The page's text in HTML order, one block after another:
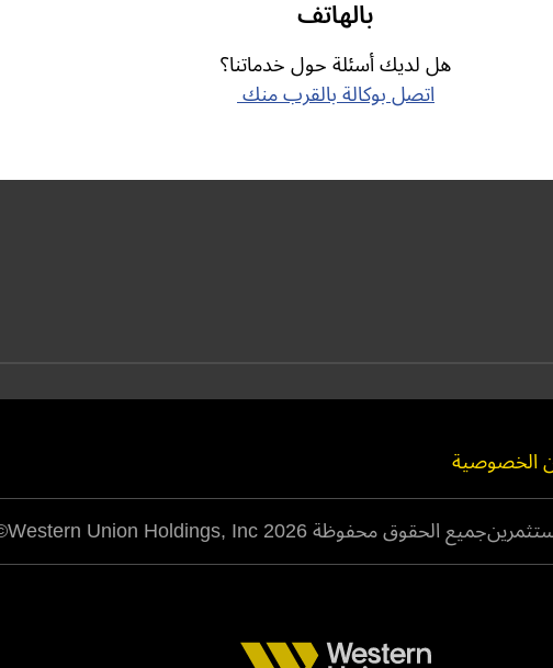
بالهاتف
هل لديك أسئلة حول خدماتنا؟
اتصل بوكالة بالقرب منك
الخصوصية
جميع الحقوق محفوظة Western Union Holdings, Inc 2026©